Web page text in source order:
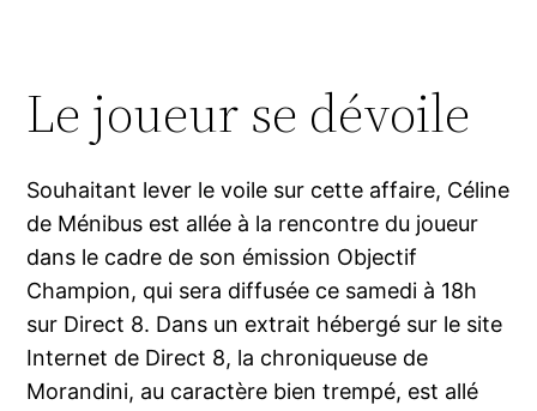
Le joueur se dévoile
Souhaitant lever le voile sur cette affaire, Céline
de Ménibus est allée à la rencontre du joueur
dans le cadre de son émission Objectif
Champion, qui sera diffusée ce samedi à 18h
sur Direct 8. Dans un extrait hébergé sur le site
Internet de Direct 8, la chroniqueuse de
Morandini, au caractère bien trempé, est allé